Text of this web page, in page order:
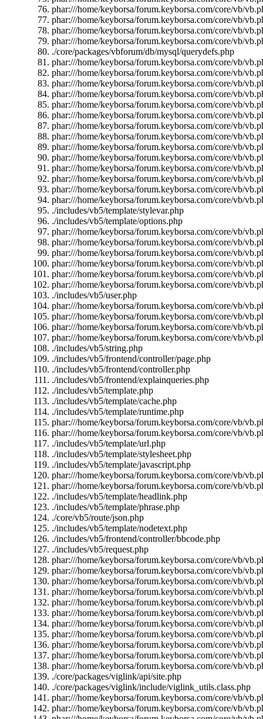
phar:///home/keyborsa/forum.keyborsa.com/core/vb/
phar:///home/keyborsa/forum.keyborsa.com/core/vb/
phar:///home/keyborsa/forum.keyborsa.com/core/vb/
phar:///home/keyborsa/forum.keyborsa.com/core/vb/
./core/packages/vbforum/db/mysql/querydefs.php
phar:///home/keyborsa/forum.keyborsa.com/core/vb/
phar:///home/keyborsa/forum.keyborsa.com/core/vb/
phar:///home/keyborsa/forum.keyborsa.com/core/vb/
phar:///home/keyborsa/forum.keyborsa.com/core/vb/
phar:///home/keyborsa/forum.keyborsa.com/core/vb/
phar:///home/keyborsa/forum.keyborsa.com/core/vb/
phar:///home/keyborsa/forum.keyborsa.com/core/vb/
phar:///home/keyborsa/forum.keyborsa.com/core/vb/
phar:///home/keyborsa/forum.keyborsa.com/core/vb/
phar:///home/keyborsa/forum.keyborsa.com/core/vb/
phar:///home/keyborsa/forum.keyborsa.com/core/vb/
phar:///home/keyborsa/forum.keyborsa.com/core/vb/
phar:///home/keyborsa/forum.keyborsa.com/core/vb/
phar:///home/keyborsa/forum.keyborsa.com/core/vb/
./includes/vb5/template/stylevar.php
./includes/vb5/template/options.php
phar:///home/keyborsa/forum.keyborsa.com/core/vb/
phar:///home/keyborsa/forum.keyborsa.com/core/vb/
phar:///home/keyborsa/forum.keyborsa.com/core/vb/
phar:///home/keyborsa/forum.keyborsa.com/core/vb/
phar:///home/keyborsa/forum.keyborsa.com/core/vb/
phar:///home/keyborsa/forum.keyborsa.com/core/vb/
./includes/vb5/user.php
phar:///home/keyborsa/forum.keyborsa.com/core/vb/
phar:///home/keyborsa/forum.keyborsa.com/core/vb/
phar:///home/keyborsa/forum.keyborsa.com/core/vb/
phar:///home/keyborsa/forum.keyborsa.com/core/vb/
./includes/vb5/string.php
./includes/vb5/frontend/controller/page.php
./includes/vb5/frontend/controller.php
./includes/vb5/frontend/explainqueries.php
./includes/vb5/template.php
./includes/vb5/template/cache.php
./includes/vb5/template/runtime.php
phar:///home/keyborsa/forum.keyborsa.com/core/vb/
phar:///home/keyborsa/forum.keyborsa.com/core/vb/
./includes/vb5/template/url.php
./includes/vb5/template/stylesheet.php
./includes/vb5/template/javascript.php
phar:///home/keyborsa/forum.keyborsa.com/core/vb/
phar:///home/keyborsa/forum.keyborsa.com/core/vb/
./includes/vb5/template/headlink.php
./includes/vb5/template/phrase.php
./core/vb5/route/json.php
./includes/vb5/template/nodetext.php
./includes/vb5/frontend/controller/bbcode.php
./includes/vb5/request.php
phar:///home/keyborsa/forum.keyborsa.com/core/vb/
phar:///home/keyborsa/forum.keyborsa.com/core/vb/
phar:///home/keyborsa/forum.keyborsa.com/core/vb/
phar:///home/keyborsa/forum.keyborsa.com/core/vb/
phar:///home/keyborsa/forum.keyborsa.com/core/vb/
phar:///home/keyborsa/forum.keyborsa.com/core/vb/
phar:///home/keyborsa/forum.keyborsa.com/core/vb/
phar:///home/keyborsa/forum.keyborsa.com/core/vb/
phar:///home/keyborsa/forum.keyborsa.com/core/vb/
phar:///home/keyborsa/forum.keyborsa.com/core/vb/
phar:///home/keyborsa/forum.keyborsa.com/core/vb/
./core/packages/viglink/api/site.php
./core/packages/viglink/include/viglink_utils.class.php
phar:///home/keyborsa/forum.keyborsa.com/core/vb/
phar:///home/keyborsa/forum.keyborsa.com/core/vb/